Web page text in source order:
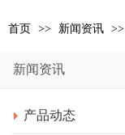
首页 >> 新闻资讯 >>
新闻资讯
产品动态